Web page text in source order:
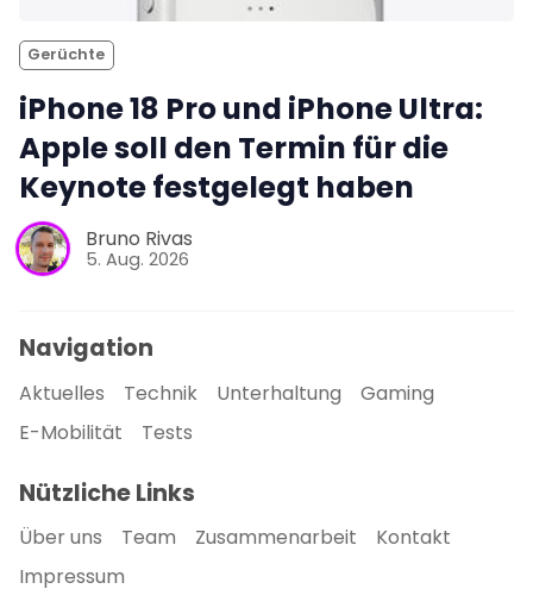
Gerüchte
iPhone 18 Pro und iPhone Ultra:
Apple soll den Termin für die
Keynote festgelegt haben
Bruno Rivas
5. Aug. 2026
Navigation
Aktuelles Technik Unterhaltung
Gaming
E-Mobilität
Tests
Nützliche Links
Über uns Team Zusammenarbeit
Kontakt
Impressum